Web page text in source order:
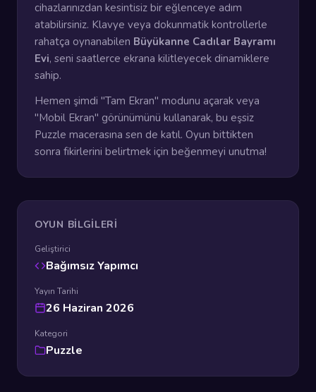
cihazlarınızdan kesintisiz bir eğlenceye adım
atabilirsiniz. Klavye veya dokunmatik kontrollerle
rahatça oynanabilen Büyükanne Cadılar Bayramı
Evi, seni saatlerce ekrana kilitleyecek dinamiklere
sahip.
Hemen şimdi "Tam Ekran" modunu açarak veya
"Mobil Ekran" görünümünü kullanarak, bu eşsiz
Puzzle macerasına sen de katıl. Oyun bittikten
sonra fikirlerini belirtmek için beğenmeyi unutma!
OYUN BILGILERI
Geliştirici
Bağımsız Yapımcı
Yayın Tarihi
26 Haziran 2026
Kategori
Puzzle